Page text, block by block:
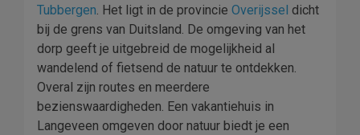
Tubbergen. Het ligt in de provincie Overijssel dicht
bij de grens van Duitsland. De omgeving van het
dorp geeft je uitgebreid de mogelijkheid al
wandelend of fietsend de natuur te ontdekken.
Overal zijn routes en meerdere
bezienswaardigheden. Een vakantiehuis in
Langeveen omgeven door natuur biedt je een